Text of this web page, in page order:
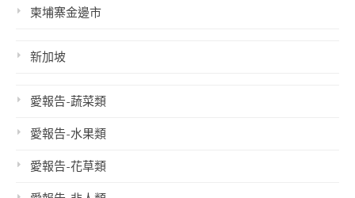
柬埔寨金邊市
新加坡
愛報告-蔬菜類
愛報告-水果類
愛報告-花草類